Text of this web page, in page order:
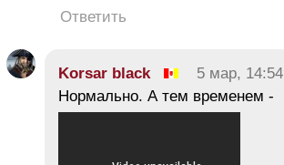
Ответить
Korsar black 5 мар, 14:54
Нормально. А тем временем -